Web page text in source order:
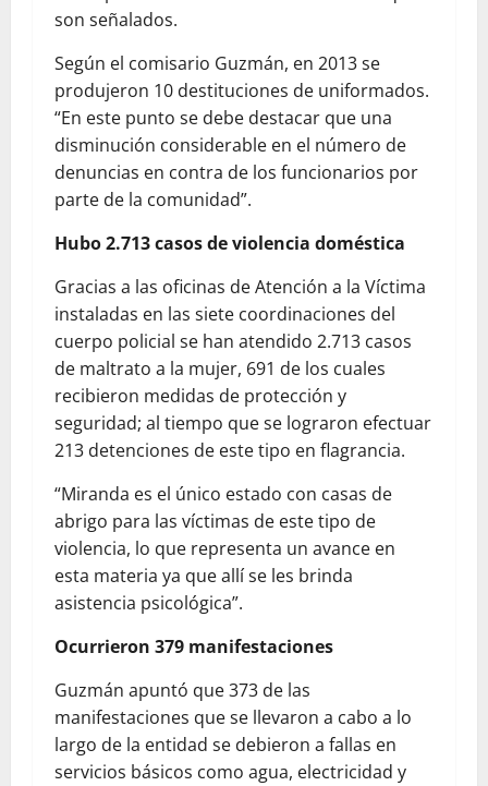
son señalados.
Según el comisario Guzmán, en 2013 se
produjeron 10 destituciones de uniformados.
“En este punto se debe destacar que una
disminución considerable en el número de
denuncias en contra de los funcionarios por
parte de la comunidad”.
Hubo 2.713 casos de violencia doméstica
Gracias a las oficinas de Atención a la Víctima
instaladas en las siete coordinaciones del
cuerpo policial se han atendido 2.713 casos
de maltrato a la mujer, 691 de los cuales
recibieron medidas de protección y
seguridad; al tiempo que se lograron efectuar
213 detenciones de este tipo en flagrancia.
“Miranda es el único estado con casas de
abrigo para las víctimas de este tipo de
violencia, lo que representa un avance en
esta materia ya que allí se les brinda
asistencia psicológica”.
Ocurrieron 379 manifestaciones
Guzmán apuntó que 373 de las
manifestaciones que se llevaron a cabo a lo
largo de la entidad se debieron a fallas en
servicios básicos como agua, electricidad y